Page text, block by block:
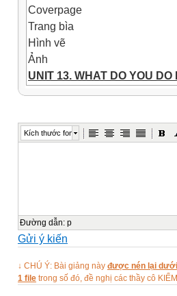
Coverpage
Trang bìa
Hình vẽ
Ảnh
UNIT 13. WHAT DO YOU
WARM-UP
Objectives
with the correct intonation.
Checking old lesson
making a cake - runing -
dancing
Kích thước font
Đường dẫn: p
Gửi ý kiến
↓ CHÚ Ý: Bài giảng này được nén lại
1 file trong số đó, đề nghị các thầy cô